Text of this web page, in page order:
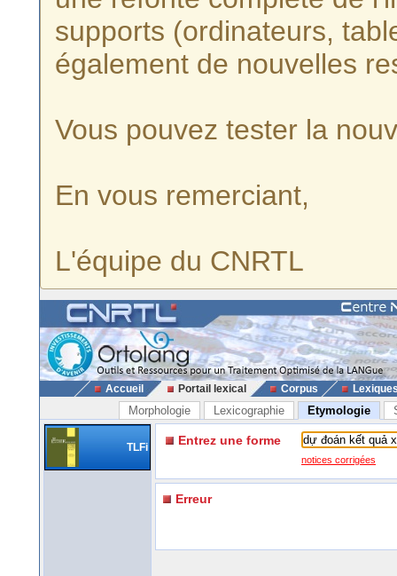
supports (ordinateurs,
également de nouvelles
Vous pouvez tester la
En vous remerciant,
L'équipe du CNRTL
Accueil Portail lexical Corpus
Morphologie Lexicographie Etymologie
TLFi Entrez une forme
notices corrigées
Erreur